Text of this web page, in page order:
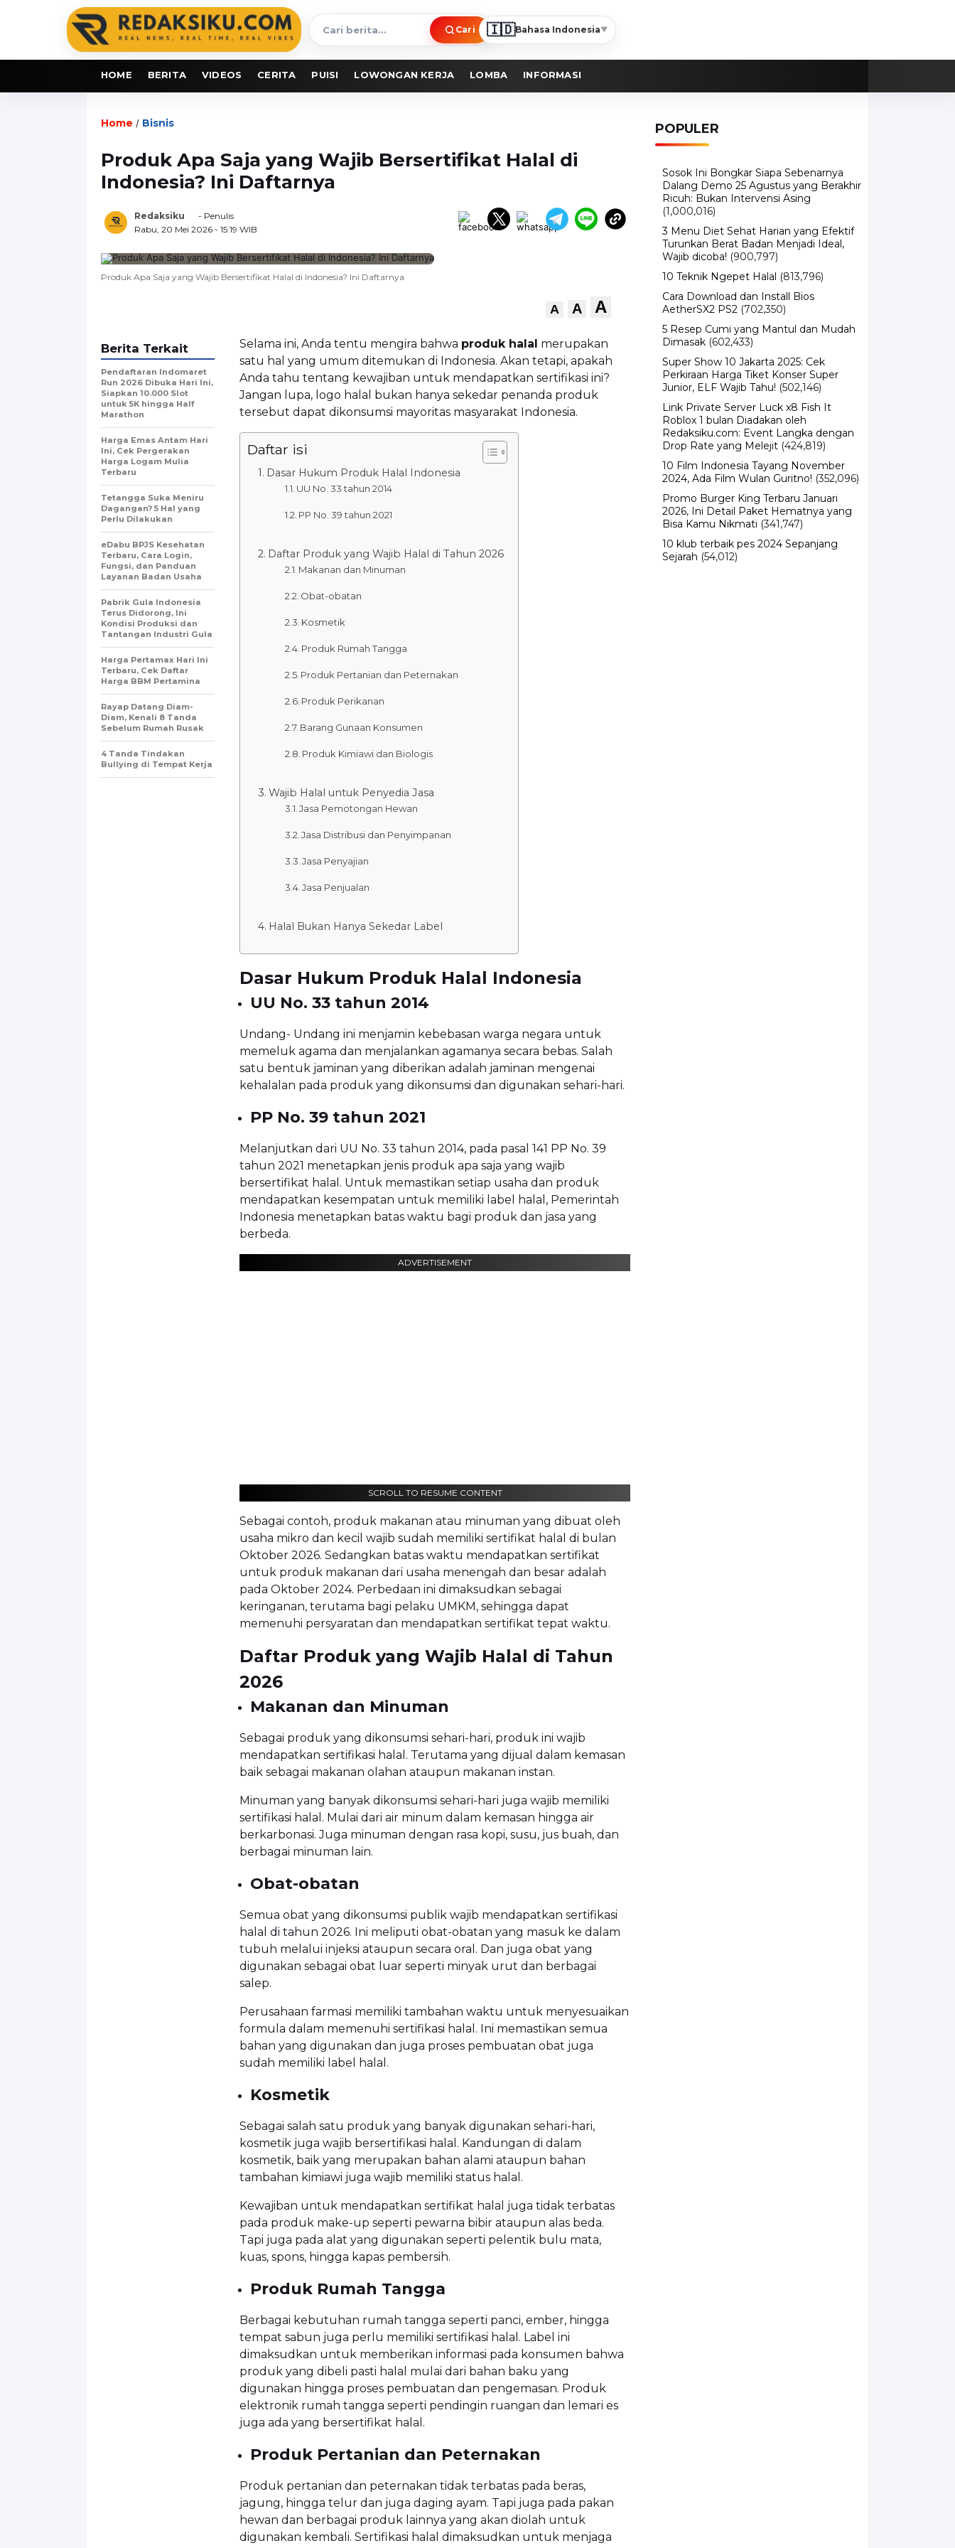
Cari
berita
Cari 🇮🇩Bahasa Indonesia▼
HOME BERITA VIDEOS CERITA PUISI LOWONGAN KERJA LOMBA INFORMASI
Home / Bisnis
Produk Apa Saja yang Wajib Bersertifikat Halal di
Indonesia? Ini Daftarnya
Redaksiku
- Penulis
Rabu, 20 Mei 2026 - 15:19 WIB
Produk Apa Saja yang Wajib Bersertifikat Halal di Indonesia? Ini Daftarnya
A A A
Selama ini, Anda tentu mengira bahwa produk halal merupakan
satu hal yang umum ditemukan di Indonesia. Akan tetapi, apakah
Anda tahu tentang kewajiban untuk mendapatkan sertifikasi ini?
Jangan lupa, logo halal bukan hanya sekedar penanda produk
tersebut dapat dikonsumsi mayoritas masyarakat Indonesia.
Daftar isi
Dasar Hukum Produk Halal Indonesia
UU No. 33 tahun 2014
PP No. 39 tahun 2021
Daftar Produk yang Wajib Halal di Tahun 2026
Makanan dan Minuman
Obat-obatan
Kosmetik
Produk Rumah Tangga
Produk Pertanian dan Peternakan
Produk Perikanan
Barang Gunaan Konsumen
Produk Kimiawi dan Biologis
Wajib Halal untuk Penyedia Jasa
Jasa Pemotongan Hewan
Jasa Distribusi dan Penyimpanan
Jasa Penyajian
Jasa Penjualan
Halal Bukan Hanya Sekedar Label
Dasar Hukum Produk Halal Indonesia
UU No. 33 tahun 2014
Undang- Undang ini menjamin kebebasan warga negara untuk
memeluk agama dan menjalankan agamanya secara bebas. Salah
satu bentuk jaminan yang diberikan adalah jaminan mengenai
kehalalan pada produk yang dikonsumsi dan digunakan sehari-hari.
PP No. 39 tahun 2021
Melanjutkan dari UU No. 33 tahun 2014, pada pasal 141 PP No. 39
tahun 2021 menetapkan jenis produk apa saja yang wajib
bersertifikat halal. Untuk memastikan setiap usaha dan produk
mendapatkan kesempatan untuk memiliki label halal, Pemerintah
Indonesia menetapkan batas waktu bagi produk dan jasa yang
berbeda.
ADVERTISEMENT
SCROLL TO RESUME CONTENT
Sebagai contoh, produk makanan atau minuman yang dibuat oleh
usaha mikro dan kecil wajib sudah memiliki sertifikat halal di bulan
Oktober 2026. Sedangkan batas waktu mendapatkan sertifikat
untuk produk makanan dari usaha menengah dan besar adalah
pada Oktober 2024. Perbedaan ini dimaksudkan sebagai
keringanan, terutama bagi pelaku UMKM, sehingga dapat
memenuhi persyaratan dan mendapatkan sertifikat tepat waktu.
Daftar Produk yang Wajib Halal di Tahun
2026
Makanan dan Minuman
Sebagai produk yang dikonsumsi sehari-hari, produk ini wajib
mendapatkan sertifikasi halal. Terutama yang dijual dalam kemasan
baik sebagai makanan olahan ataupun makanan instan.
Minuman yang banyak dikonsumsi sehari-hari juga wajib memiliki
sertifikasi halal. Mulai dari air minum dalam kemasan hingga air
berkarbonasi. Juga minuman dengan rasa kopi, susu, jus buah, dan
berbagai minuman lain.
Obat-obatan
Semua obat yang dikonsumsi publik wajib mendapatkan sertifikasi
halal di tahun 2026. Ini meliputi obat-obatan yang masuk ke dalam
tubuh melalui injeksi ataupun secara oral. Dan juga obat yang
digunakan sebagai obat luar seperti minyak urut dan berbagai
salep.
Perusahaan farmasi memiliki tambahan waktu untuk menyesuaikan
formula dalam memenuhi sertifikasi halal. Ini memastikan semua
bahan yang digunakan dan juga proses pembuatan obat juga
sudah memiliki label halal.
Kosmetik
Sebagai salah satu produk yang banyak digunakan sehari-hari,
kosmetik juga wajib bersertifikasi halal. Kandungan di dalam
kosmetik, baik yang merupakan bahan alami ataupun bahan
tambahan kimiawi juga wajib memiliki status halal.
Kewajiban untuk mendapatkan sertifikat halal juga tidak terbatas
pada produk make-up seperti pewarna bibir ataupun alas beda.
Tapi juga pada alat yang digunakan seperti pelentik bulu mata,
kuas, spons, hingga kapas pembersih.
Produk Rumah Tangga
Berbagai kebutuhan rumah tangga seperti panci, ember, hingga
tempat sabun juga perlu memiliki sertifikasi halal. Label ini
dimaksudkan untuk memberikan informasi pada konsumen bahwa
produk yang dibeli pasti halal mulai dari bahan baku yang
digunakan hingga proses pembuatan dan pengemasan. Produk
elektronik rumah tangga seperti pendingin ruangan dan lemari es
juga ada yang bersertifikat halal.
Produk Pertanian dan Peternakan
Produk pertanian dan peternakan tidak terbatas pada beras,
jagung, hingga telur dan juga daging ayam. Tapi juga pada pakan
hewan dan berbagai produk lainnya yang akan diolah untuk
digunakan kembali. Sertifikasi halal dimaksudkan untuk menjaga
Berita Terkait
Pendaftaran Indomaret
Run 2026 Dibuka Hari Ini,
Siapkan 10.000 Slot
untuk 5K hingga Half
Marathon
Harga Emas Antam Hari
Ini, Cek Pergerakan
Harga Logam Mulia
Terbaru
Tetangga Suka Meniru
Dagangan? 5 Hal yang
Perlu Dilakukan
eDabu BPJS Kesehatan
Terbaru, Cara Login,
Fungsi, dan Panduan
Layanan Badan Usaha
Pabrik Gula Indonesia
Terus Didorong, Ini
Kondisi Produksi dan
Tantangan Industri Gula
Harga Pertamax Hari Ini
Terbaru, Cek Daftar
Harga BBM Pertamina
Rayap Datang Diam-
Diam, Kenali 8 Tanda
Sebelum Rumah Rusak
4 Tanda Tindakan
Bullying di Tempat Kerja
POPULER
Sosok Ini Bongkar Siapa Sebenarnya
Dalang Demo 25 Agustus yang Berakhir
Ricuh: Bukan Intervensi Asing
(1,000,016)
3 Menu Diet Sehat Harian yang Efektif
Turunkan Berat Badan Menjadi Ideal,
Wajib dicoba! (900,797)
10 Teknik Ngepet Halal (813,796)
Cara Download dan Install Bios
AetherSX2 PS2 (702,350)
5 Resep Cumi yang Mantul dan Mudah
Dimasak (602,433)
Super Show 10 Jakarta 2025: Cek
Perkiraan Harga Tiket Konser Super
Junior, ELF Wajib Tahu! (502,146)
Link Private Server Luck x8 Fish It
Roblox 1 bulan Diadakan oleh
Redaksiku.com: Event Langka dengan
Drop Rate yang Melejit (424,819)
10 Film Indonesia Tayang November
2024, Ada Film Wulan Guritno! (352,096)
Promo Burger King Terbaru Januari
2026, Ini Detail Paket Hematnya yang
Bisa Kamu Nikmati (341,747)
10 klub terbaik pes 2024 Sepanjang
Sejarah (54,012)